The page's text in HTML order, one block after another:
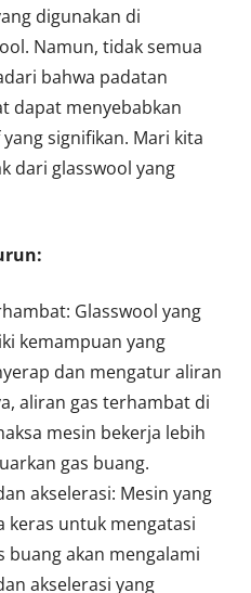
digunakan di
Namun, tidak semua
bahwa padatan
dapat menyebabkan
signifikan. Mari kita
dari glasswool yang
Glasswool yang
kemampuan yang
dan mengatur aliran
aliran gas terhambat di
mesin bekerja lebih
gas buang.
akselerasi: Mesin yang
keras untuk mengatasi
buang akan mengalami
akselerasi yang